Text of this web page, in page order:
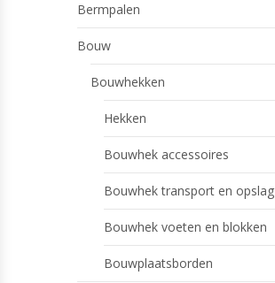
Bermpalen
Bouw
Bouwhekken
Hekken
Bouwhek accessoires
Bouwhek transport en opslag
Bouwhek voeten en blokken
Bouwplaatsborden